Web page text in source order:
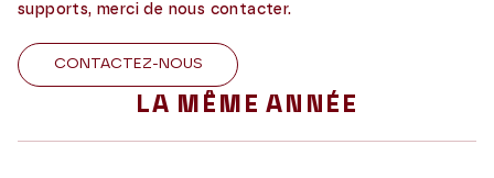
supports, merci de nous contacter.
CONTACTEZ-NOUS
LA MÊME ANNÉE